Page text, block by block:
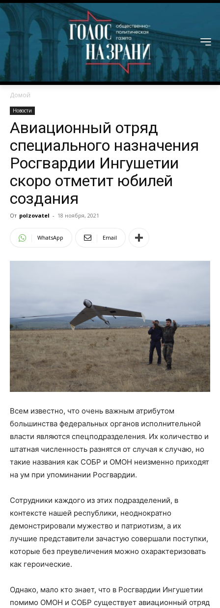
Домой
Новости
Авиационный отряд
специального назначения
Росгвардии Ингушетии
скоро отметит юбилей
создания
От polzovatel - 18 ноября, 2021
WhatsApp Email
Всем известно, что очень важным атрибутом
большинства федеральных органов исполнительной
власти являются спецподразделения. Их количество и
штатная численность разнятся от случая к случаю, но
такие названия как СОБР и ОМОН неизменно приходят
на ум при упоминании Росгвардии.
Сотрудники каждого из этих подразделений, в
контексте нашей республики, неоднократно
демонстрировали мужество и патриотизм, а их
лучшие представители зачастую совершали поступки,
которые без преувеличения можно охарактеризовать
как героические.
Однако, мало кто знает, что в Росгвардии Ингушетии
помимо ОМОН и СОБР существует авиационный отряд